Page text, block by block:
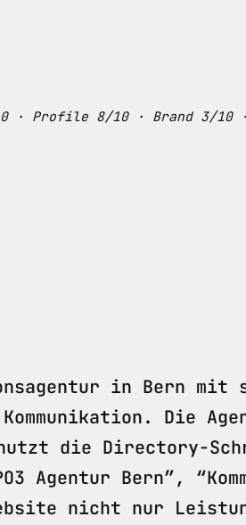
· Profile 8/10 · Brand 3/10
in Bern mit
Die
die Directory-
Agentur Bern”,
nicht nur